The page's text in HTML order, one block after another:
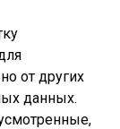
от других
данных.